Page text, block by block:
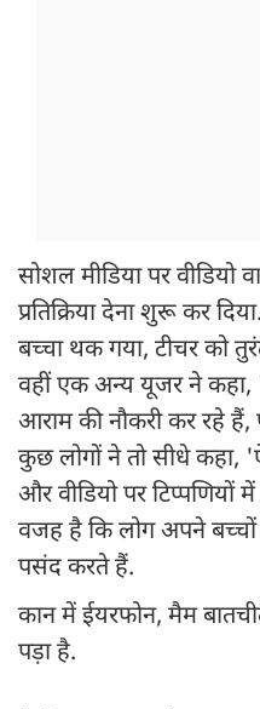
सोशल मीडिया पर वीडियो
प्रतिक्रिया देना शुरू कर
बच्चा थक गया, टीचर को
वहीं एक अन्य यूजर ने
आराम की नौकरी कर रहे हैं,
कुछ लोगों ने तो सीधे कहा,
और वीडियो पर टिप्पणियों
वजह है कि लोग अपने
पसंद करते हैं.
कान में ईयरफोन, मैम
पड़ा है.